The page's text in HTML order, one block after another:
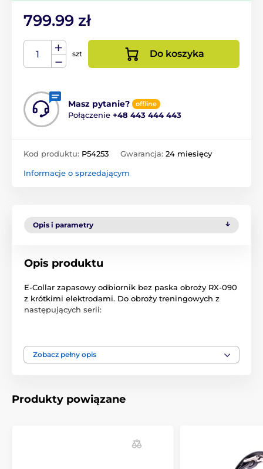
799.99 zł
szt Do koszyka
Masz pytanie? offline
Połączenie +48 443 444 443
Kod produktu: P54253 Gwarancja: 24 miesięcy
Informacje o sprzedającym
Opis i parametry
Opis produktu
E-Collar zapasowy odbiornik bez paska obroży RX-090
z krótkimi elektrodami. Do obroży treningowych z
następujących serii:
ET-400/402
K9-400/K9-402
Zobacz pełny opis
Produkty powiązane